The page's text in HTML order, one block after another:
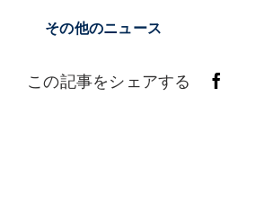
その他のニュース
この記事をシェアする